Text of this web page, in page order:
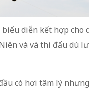
diễn kết hợp cho
và và thi đấu dù
có hơi tâm lý